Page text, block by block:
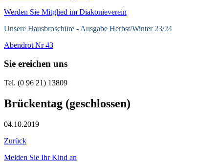
Werden Sie Mitglied im Diakonieverein
Unsere Hausbroschüre - Ausgabe Herbst/Winter 23/24
Abendrot Nr 43
Sie ereichen uns
Tel. (0 96 21) 13809
Brückentag (geschlossen)
04.10.2019
Zurück
Melden Sie Ihr Kind an